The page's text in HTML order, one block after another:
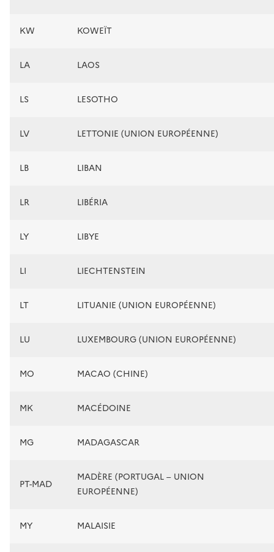
KW KOWEÏT
LA LAOS
LS LESOTHO
LV LETTONIE (UNION EUROPÉENNE)
LB LIBAN
LR LIBÉRIA
LY LIBYE
LI LIECHTENSTEIN
LT LITUANIE (UNION EUROPÉENNE)
LU LUXEMBOURG (UNION EUROPÉENNE)
MO MACAO (CHINE)
MK MACÉDOINE
MG MADAGASCAR
PT-MAD
MADÈRE (PORTUGAL – UNION
EUROPÉENNE)
MY MALAISIE